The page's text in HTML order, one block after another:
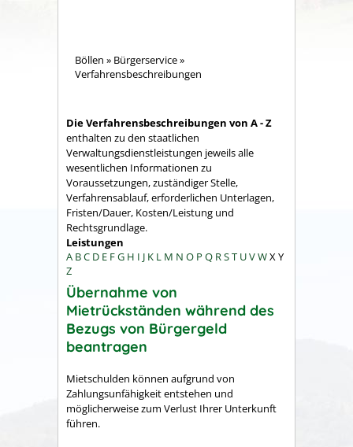
Böllen » Bürgerservice»
Verfahrensbeschreibungen
Die Verfahrensbeschreibungen von A - Z
enthalten zu den staatlichen
Verwaltungsdienstleistungen jeweils alle
wesentlichen Informationen zu
Voraussetzungen, zuständiger Stelle,
Verfahrensablauf, erforderlichen Unterlagen,
Fristen/Dauer, Kosten/Leistung und
Rechtsgrundlage.
Leistungen
A BC D E FG H I J K L M N O P Q RST UVWX Y
Z
Übernahme von
Mietrückständen während des
Bezugs von Bürgergeld
beantragen
Mietschulden können aufgrund von
Zahlungsunfähigkeit entstehen und
möglicherweise zum Verlust Ihrer Unterkunft
führen.